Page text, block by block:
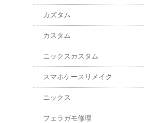
カズタム
カスタム
ニックスカスタム
スマホケースリメイク
ニックス
フェラガモ修理